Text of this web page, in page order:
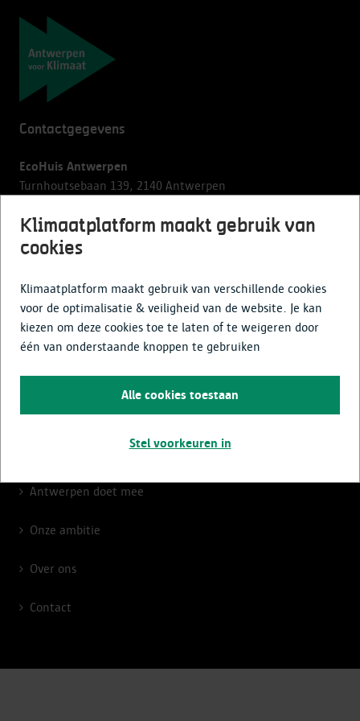
Klimaatplatform maakt gebruik van
cookies
Klimaatplatform maakt gebruik van verschillende cookies
voor de optimalisatie & veiligheid van de website. Je kan
kiezen om deze cookies toe te laten of te weigeren door
één van onderstaande knoppen te gebruiken
Alle cookies toestaan
Stel voorkeuren in
Contactgegevens
EcoHuis Antwerpen
Turnhoutsebaan 139, 2140 Antwerpen
lwe@antwerpen.be
03 338 60 66
gesloten op maandag.
Navigatie
Sitemap
Advies en begeleiding
Premies en subsidies
Antwerpen doet mee
Onze ambitie
Over ons
Contact